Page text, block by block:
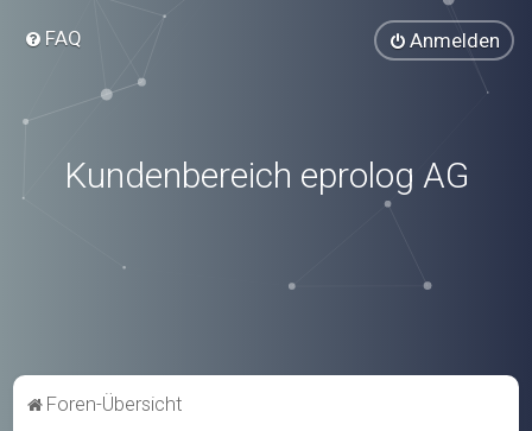
FAQ Anmelden
Kundenbereich eprolog AG
Foren-Übersicht